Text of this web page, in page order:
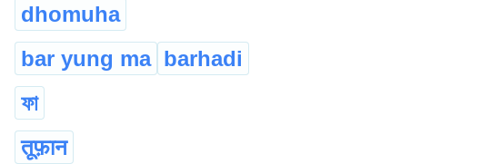
dhomuha
bar yung ma barhadi
ফা
तूफ़ान